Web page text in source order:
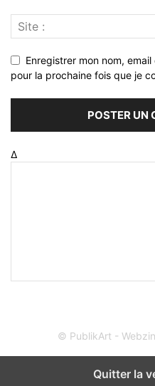
Enregistrer mon nom,
pour la prochaine fois que je
Δ
© PublikArt -
Quitter la